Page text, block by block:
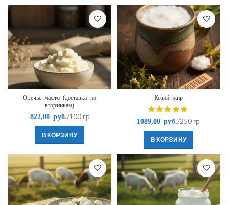
Овечье масло (доставка по
вторникам)
822,00руб. /100 гр
В КОРЗИНУ
Козий жир
1089,00 руб. /250 гр
В КОРЗИНУ